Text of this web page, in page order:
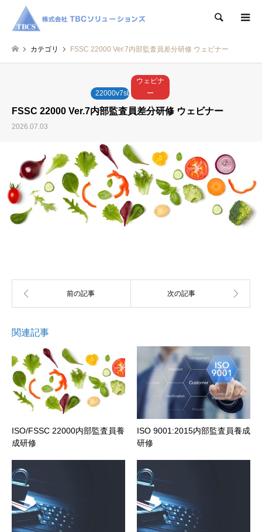
検索
カテゴリ FSSC 22000 Ver.7内部監査員差分研修 ウェビナー
22000v7sbn
ウェビナ
ー
FSSC 22000 Ver.7内部監査員差分研修 ウェビナー
2026.07.03
関連記事
ISO/FSSC 22000内部監査員養
成研修
ISO 9001:2015内部監査員養成
研修